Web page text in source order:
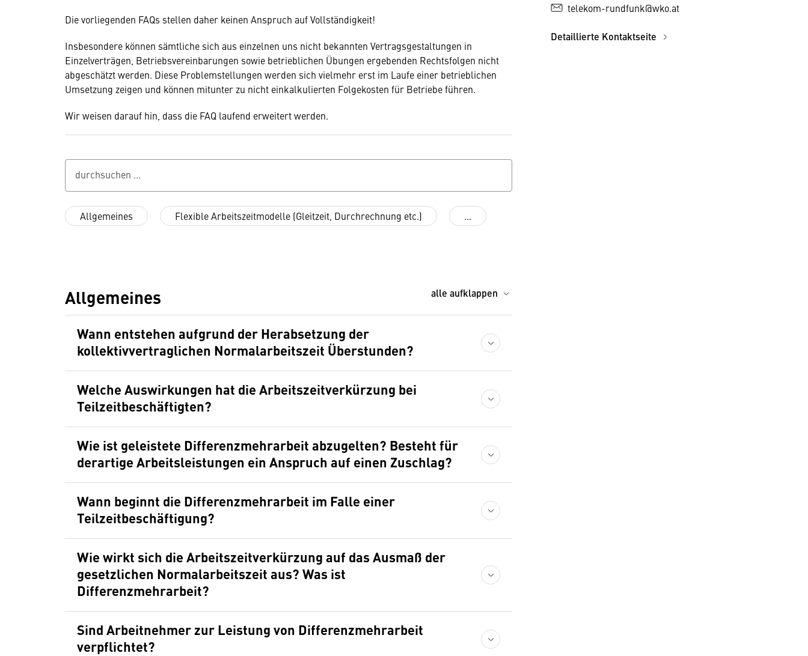
Die vorliegenden FAQs stellen daher keinen Anspruch auf Vollständigkeit!
Insbesondere können sämtliche sich aus einzelnen uns nicht bekannten Vertragsgestaltungen in
Einzelverträgen, Betriebsvereinbarungen sowie betrieblichen Übungen ergebenden Rechtsfolgen nicht
abgeschätzt werden. Diese Problemstellungen werden sich vielmehr erst im Laufe einer betrieblichen
Umsetzung zeigen und können mitunter zu nicht einkalkulierten Folgekosten für Betriebe führen.
Wir weisen darauf hin, dass die FAQ laufend erweitert werden.
durchsuchen ...
Allgemeines Flexible Arbeitszeitmodelle (Gleitzeit, Durchrechnung etc.) ...
Allgemeines alle aufklappen
Wann entstehen aufgrund der Herabsetzung der
kollektivvertraglichen Normalarbeitszeit Überstunden?
Welche Auswirkungen hat die Arbeitszeitverkürzung bei
Teilzeitbeschäftigten?
Wie ist geleistete Differenzmehrarbeit abzugelten? Besteht für
derartige Arbeitsleistungen ein Anspruch auf einen Zuschlag?
Wann beginnt die Differenzmehrarbeit im Falle einer
Teilzeitbeschäftigung?
Wie wirkt sich die Arbeitszeitverkürzung auf das Ausmaß der
gesetzlichen Normalarbeitszeit aus? Was ist
Differenzmehrarbeit?
Sind Arbeitnehmer zur Leistung von Differenzmehrarbeit
verpflichtet?
telekom-rundfunk@wko.at
Detaillierte Kontaktseite